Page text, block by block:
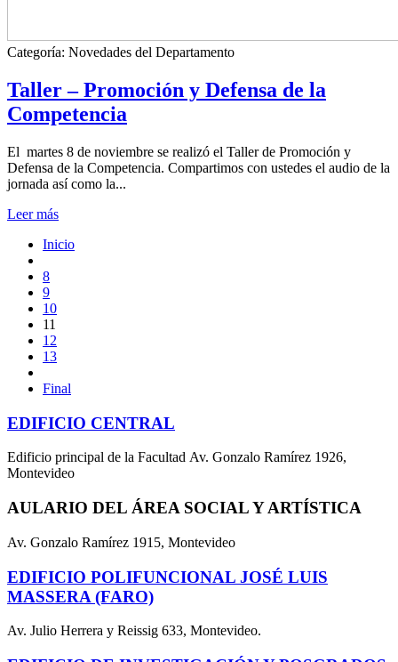
Categoría: Novedades del Departamento
Taller – Promoción y Defensa de la
Competencia
El martes 8 de noviembre se realizó el Taller de Promoción y
Defensa de la Competencia. Compartimos con ustedes el audio de la
jornada así como la...
Leer más
Inicio
8
9
10
11
12
13
Final
EDIFICIO CENTRAL
Edificio principal de la Facultad Av. Gonzalo Ramírez 1926,
Montevideo
AULARIO DEL ÁREA SOCIAL Y ARTÍSTICA
Av. Gonzalo Ramírez 1915, Montevideo
EDIFICIO POLIFUNCIONAL JOSÉ LUIS
MASSERA (FARO)
Av. Julio Herrera y Reissig 633, Montevideo.